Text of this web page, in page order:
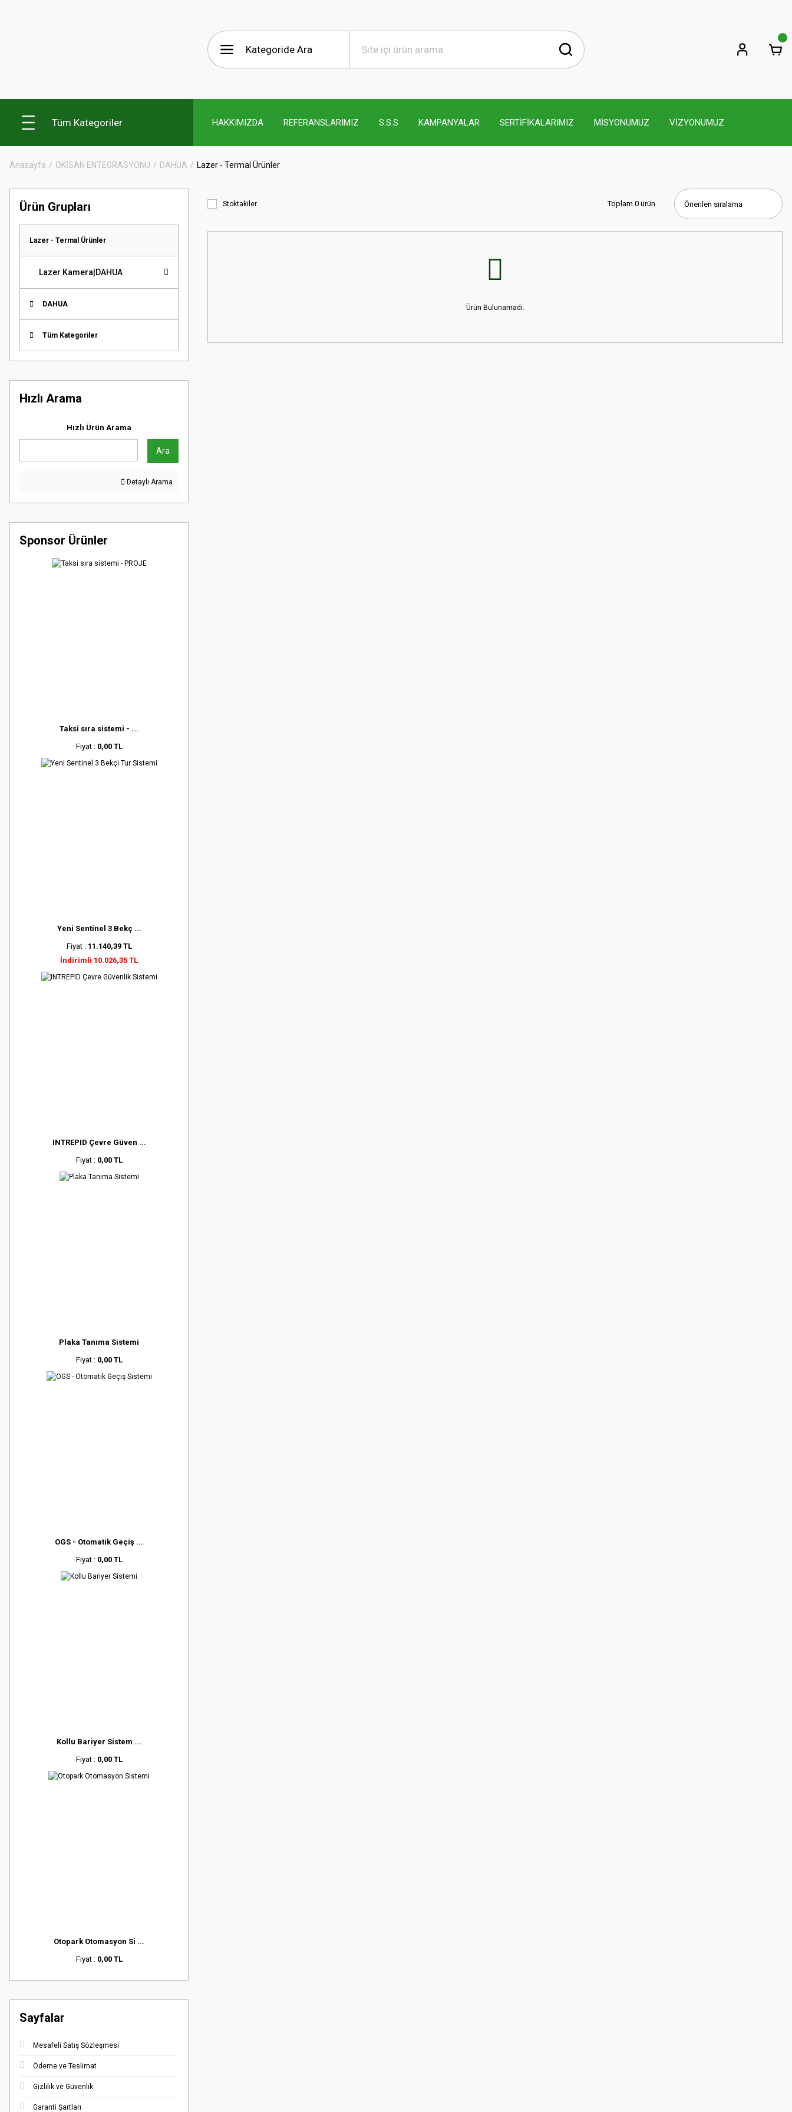
Tüm Kategoriler HAKKIMIZDA REFERANSLARIMIZ S.S.S KAMPANYALAR SERTİFİKALARIMIZ MİSYONUMUZ VİZYONUMUZ
Anasayfa OKİSAN ENTEGRASYONU DAHUA Lazer - Termal Ürünler
Ürün Grupları
Lazer - Termal Ürünler
Lazer Kamera|DAHUA
DAHUA
Tüm Kategoriler
Hızlı Arama
Hızlı Ürün Arama
Ara
Detaylı Arama
Sponsor Ürünler
Taksi sıra sistemi - ...
Fiyat : 0,00 TL
Yeni Sentinel 3 Bekç ...
Fiyat : 11.140,39 TL
İndirimli 10.026,35 TL
INTREPID Çevre Güven ...
Fiyat : 0,00 TL
Plaka Tanıma Sistemi
Fiyat : 0,00 TL
OGS - Otomatik Geçiş ...
Fiyat : 0,00 TL
Kollu Bariyer Sistem ...
Fiyat : 0,00 TL
Otopark Otomasyon Si ...
Fiyat : 0,00 TL
Sayfalar
Mesafeli Satış Sözleşmesi
Ödeme ve Teslimat
Gizlilik ve Güvenlik
Garanti Şartları
Stoktakiler Toplam 0 ürün
Ürün Bulunamadı.